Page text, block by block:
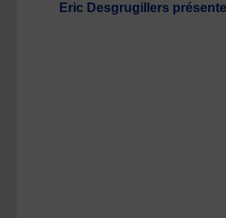
Eric Desgrugillers présente